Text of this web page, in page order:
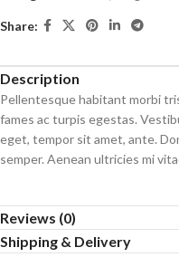
Share:
Description
Pellentesque habitant morbi
fames ac turpis egestas.
eget, tempor sit amet, ante.
semper. Aenean ultricies mi
Reviews (0)
Shipping & Delivery